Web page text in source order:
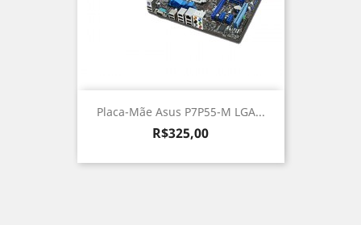
Placa-Mãe Asus P7P55-M LGA...
Preço
R$325,00